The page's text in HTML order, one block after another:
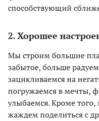
способствующий
2. Хорошее
Мы строим большие
забытое, больше
зацикливаемся на
погружаемся в мечты,
улыбаемся. Кроме
жаждем поделиться с